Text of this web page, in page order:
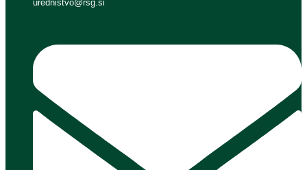
urednistvo@rsg.si